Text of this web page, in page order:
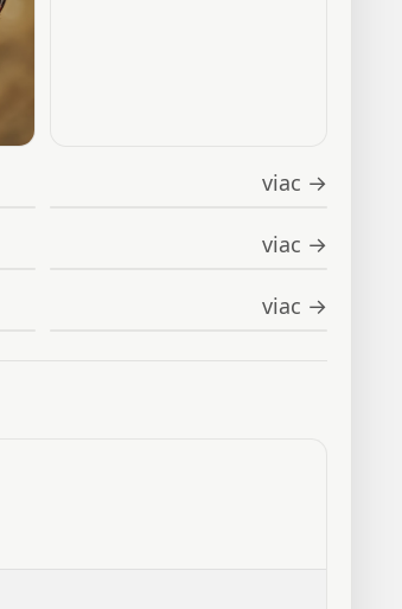
viac →
viac →
viac →